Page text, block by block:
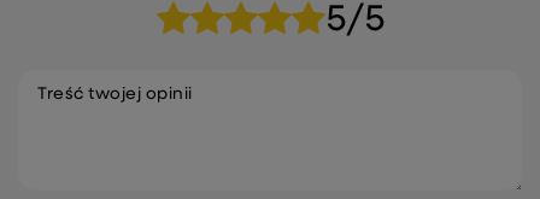
5/5
Treść twojej opinii